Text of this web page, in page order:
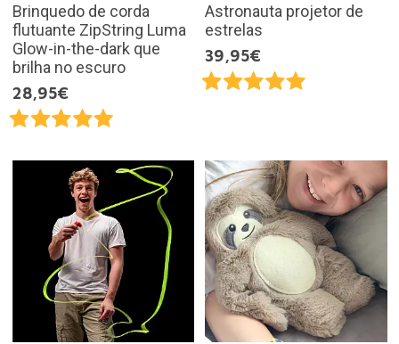
Brinquedo de corda
flutuante ZipString Luma
Glow-in-the-dark que
brilha no escuro
28,95€
Astronauta projetor de
estrelas
39,95€